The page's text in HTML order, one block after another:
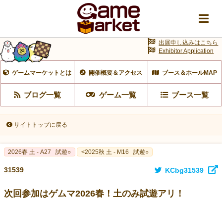
ゲームマーケットとは 開催概要＆アクセス ブース＆ホールMAP
ブログ一覧 ゲーム一覧 ブース一覧
出展申し込みはこちら
Exhibitor Application
サイトトップに戻る
2026春 土 - A27 試遊○ <2025秋 土 - M16 試遊○
31539 KCbg31539
次回参加はゲムマ2026春！土のみ試遊アリ！